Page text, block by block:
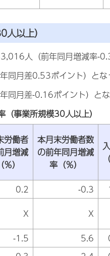
以上）
人（前年同月増減率-
同月差0.53ポイント）とな
同月差-0.16ポイント）とな
事業所規模30人以上）
労働者
月増減
）
本月末労働者数
の前年同月増減
率（％）
0.2 -0.3
X X
-1.5 5.6